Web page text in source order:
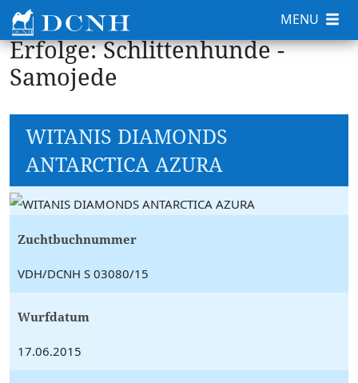
Erfolge: Schlittenhunde -
Samojede
WITANIS DIAMONDS
ANTARCTICA AZURA
Zuchtbuchnummer
VDH/DCNH S 03080/15
Wurfdatum
17.06.2015
MENU